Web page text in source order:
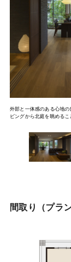
外部と一体感のある心地
ビングから北庭を眺める
間取り プラ